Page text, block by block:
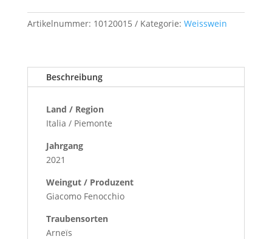
Artikelnummer: 10120015 Kategorie: Weisswein
Beschreibung
Land / Region
Italia / Piemonte
Jahrgang
2021
Weingut / Produzent
Giacomo Fenocchio
Traubensorten
Arneïs